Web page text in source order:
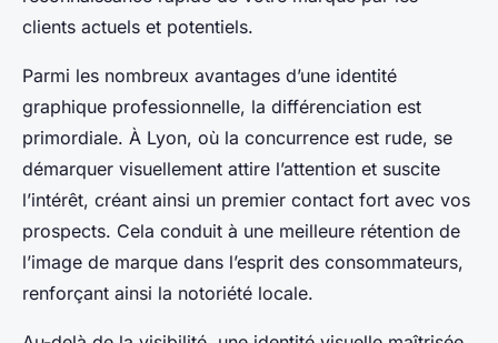
clients actuels et potentiels.
Parmi les nombreux avantages d’une identité
graphique professionnelle, la différenciation est
primordiale. À Lyon, où la concurrence est rude, se
démarquer visuellement attire l’attention et suscite
l’intérêt, créant ainsi un premier contact fort avec vos
prospects. Cela conduit à une meilleure rétention de
l’image de marque dans l’esprit des consommateurs,
renforçant ainsi la notoriété locale.